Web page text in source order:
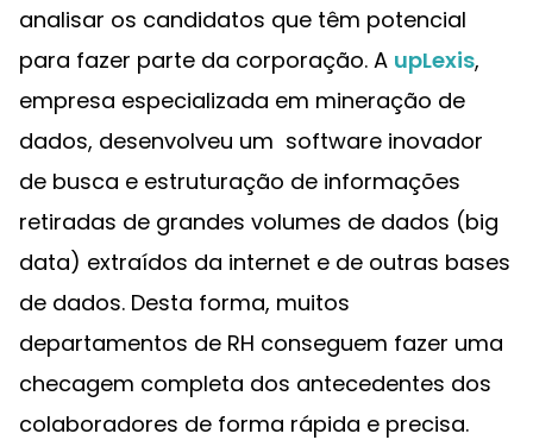
analisar os candidatos que têm potencial
para fazer parte da corporação. A upLexis,
empresa especializada em mineração de
dados, desenvolveu um software inovador
de busca e estruturação de informações
retiradas de grandes volumes de dados (big
data) extraídos da internet e de outras bases
de dados. Desta forma, muitos
departamentos de RH conseguem fazer uma
checagem completa dos antecedentes dos
colaboradores de forma rápida e precisa.